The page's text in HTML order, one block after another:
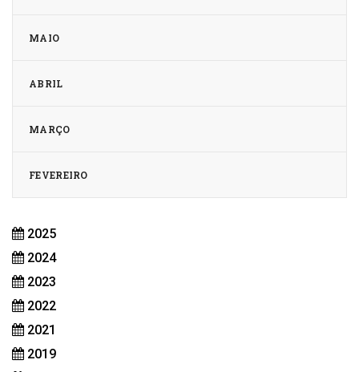
MAIO
ABRIL
MARÇO
FEVEREIRO
2025
2024
2023
2022
2021
2019